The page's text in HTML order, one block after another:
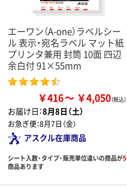
エーワン（A-one）ラベルシー
ル 表示・宛名ラベル マット紙
プリンタ兼用 封筒 10面 四辺
余白付 91×55mm
￥416 ￥4,050
お届け日：8月8日（土）
お急ぎ便：8月7日（金）
アスクル在庫商品
シート入数・タイプ・販売単位違いの商品が5
商品あります